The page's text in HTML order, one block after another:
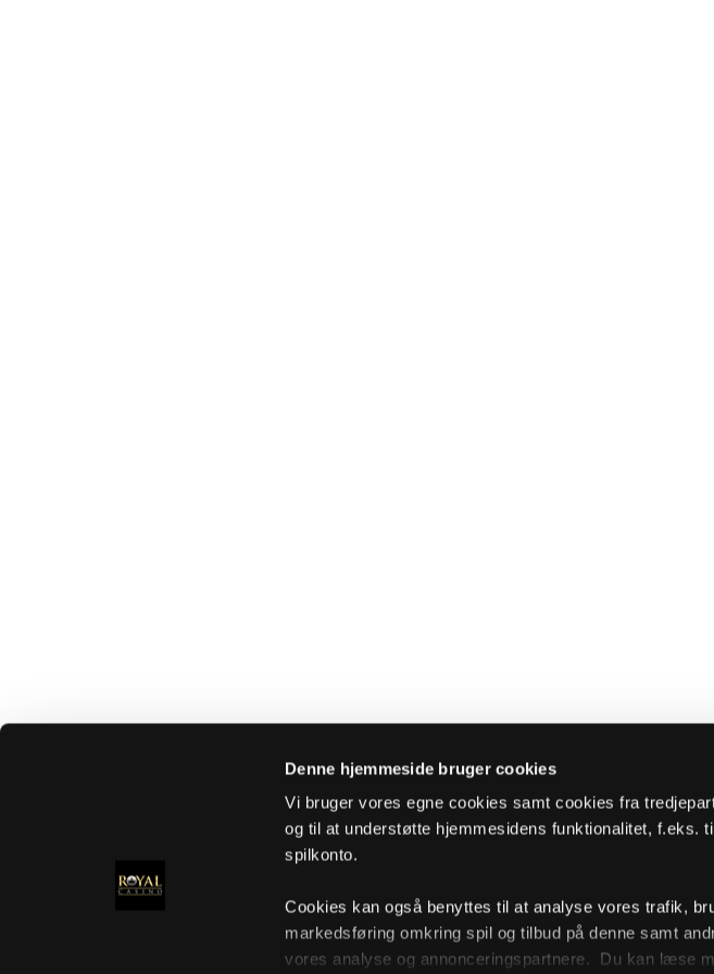
Denne hjemmeside bruger cookies
Vi bruger vores egne cookies samt cookies fra
og til at understøtte hjemmesidens funktionalitet, f.eks.
spilkonto.
Cookies kan også benyttes til at analyse vores trafik,
markedsføring omkring spil og tilbud på denne samt
vores analyse og annonceringspartnere. Du kan læse